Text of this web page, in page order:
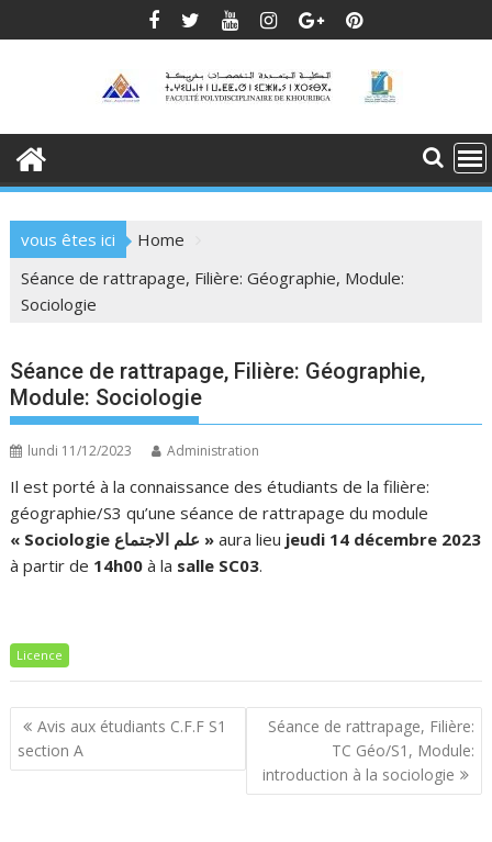
to
vous êtes ici
Home
Séance de rattrapage, Filière: Géographie, Module:
Sociologie
Séance de rattrapage, Filière: Géographie,
Module: Sociologie
lundi 11/12/2023 Administration
Il est porté à la connaissance des étudiants de la filière:
géographie/S3 qu’une séance de rattrapage du module
« Sociologie علم الاجتماع » aura lieu jeudi 14 décembre 2023
à partir de 14h00 à la salle SC03.
Licence
Navigation
de
l’article
Avis aux étudiants C.F.F S1
section A
Séance de rattrapage, Filière:
TC Géo/S1, Module:
introduction à la sociologie